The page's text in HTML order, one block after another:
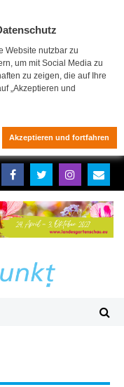
Website nutzbar zu
um mit Social Media zu
zu zeigen, die auf Ihre
„Akzeptieren und
Akzeptieren und fortfahren